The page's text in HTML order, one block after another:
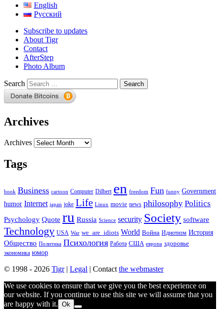
English
Русский
Subscribe to updates
About Tigr
Contact
AfterStep
Photo Album
Search
Archives
Archives
Tags
book Business cartoon Computer Dilbert en freedom Fun funny Government
humor Internet japan joke Life Linux movie news philosophy Politics
Psychology Quote ru Russia Science security Society software
Technology USA War we_are_idiots World Война Идиотизм История
Общество Политика Психология Работа США европа здоровье
экономика юмор
© 1998 - 2026 Tigr| Legal | Contact the webmaster
We use cookies to ensure that we give you the best experience on
our website. If you continue to use this site we will assume that you
are happy with it. Ok